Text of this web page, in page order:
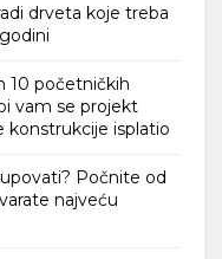
drveta koje treba
10 početničkih
vam se projekt
konstrukcije isplatio
Počnite od
najveću